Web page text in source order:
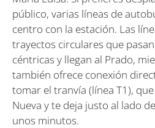
público, varias líneas de
centro con la estación. Las
trayectos circulares que
céntricas y llegan al Prado,
también ofrece conexión
tomar el tranvía (línea T1),
Nueva y te deja justo al lado
unos minutos.